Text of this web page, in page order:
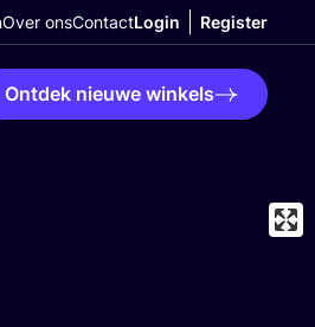
Over onsContactLogin Register
Ontdek nieuwe winkels